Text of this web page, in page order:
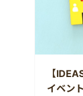
【
イベン